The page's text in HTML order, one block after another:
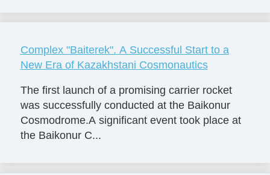
Complex "Baiterek". A Successful Start to a
New Era of Kazakhstani Cosmonautics
The first launch of a promising carrier rocket
was successfully conducted at the Baikonur
Cosmodrome.A significant event took place at
the Baikonur C...